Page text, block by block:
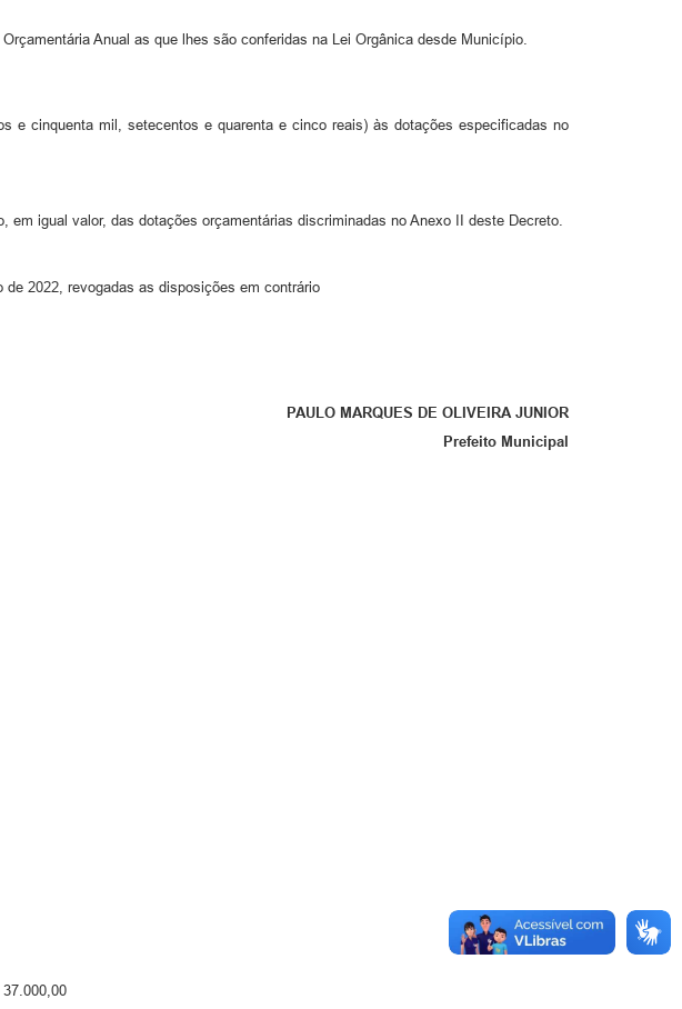
Anual as que lhes são conferidas na Lei Orgânica desde Município.
e cinquenta mil, setecentos e quarenta e cinco reais) às dotações especificadas no
igual valor, das dotações orçamentárias discriminadas no Anexo II deste Decreto.
2022, revogadas as disposições em contrário
PAULO MARQUES DE OLIVEIRA JUNIOR
Prefeito Municipal